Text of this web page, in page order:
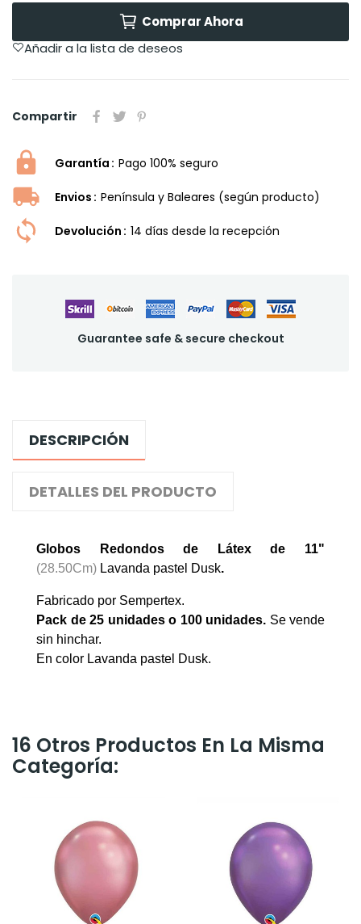
Comprar Ahora
Añadir a la lista de deseos
Compartir
Garantía Pago 100% seguro
Envios Península y Baleares (según producto)
Devolución 14 dí­as desde la recepción
Guarantee safe & secure checkout
DESCRIPCIÓN
DETALLES DEL PRODUCTO
Globos Redondos de Látex de 11"
(28.50Cm) Lavanda pastel Dusk.
Fabricado por Sempertex.
Pack de 25 unidades o 100 unidades. Se vende
sin hinchar.
En color Lavanda pastel Dusk.
16 Otros Productos En La Misma
Categoría: